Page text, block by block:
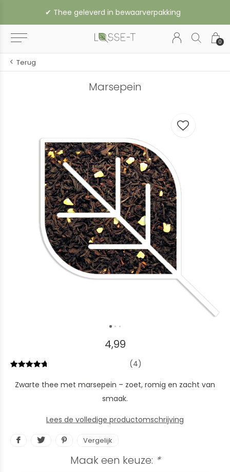
0
✔︎ Thee geleverd in bewaarverpakking
Terug
Marsepein
4,99
(4)
Zwarte thee met marsepein – zoet, romig en zacht van
smaak.
Lees de volledige productomschrijving
Vergelijk
Maak een keuze: *